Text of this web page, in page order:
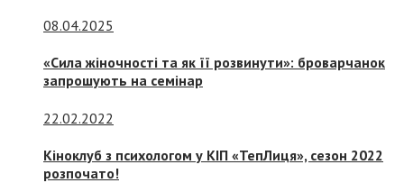
08.04.2025
«Сила жіночності та як її розвинути»: броварчанок
запрошують на семінар
22.02.2022
Кіноклуб з психологом у КІП «ТепЛиця», сезон 2022
розпочато!